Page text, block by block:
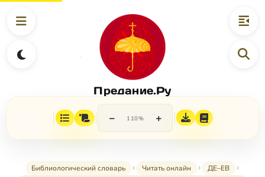
Предание.Ру
− 110% +
Библиологический словарь Читать онлайн
ДЕ–ЕВ